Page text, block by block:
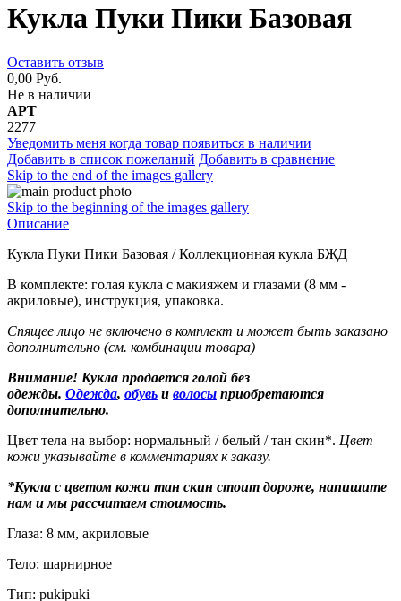
Кукла Пуки Пики Базовая
Оставить отзыв
0,00 Руб.
Не в наличии
АРТ
2277
Уведомить меня когда товар появиться в наличии
Добавить в список пожеланий Добавить в сравнение
Skip to the end of the images gallery
Skip to the beginning of the images gallery
Описание
Кукла Пуки Пики Базовая / Коллекционная кукла БЖД
В комплекте: голая кукла с макияжем и глазами (8 мм -
акриловые), инструкция, упаковка.
Спящее лицо не включено в комплект и может быть заказано
дополнительно (см. комбинации товара)
Внимание! Кукла продается голой без
одежды. Одежда, обувь и волосы приобретаются
дополнительно.
Цвет тела на выбор: нормальный / белый / тан скин*. Цвет
кожи указывайте в комментариях к заказу.
*Кукла с цветом кожи тан скин стоит дороже, напишите
нам и мы рассчитаем стоимость.
Глаза: 8 мм, акриловые
Тело: шарнирное
Тип: pukipuki